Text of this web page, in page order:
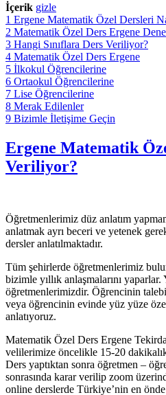
İçerik gizle
1 Ergene Matematik Özel Dersleri
2 Matematik Özel Ders Ergene
3 Hangi Sınıflara Ders Veriliyor?
4 Matematik Özel Ders Ergene
5 İlkokul Öğrencilerine
6 Ortaokul Öğrencilerine
7 Lise Öğrencilerine
8 Merak Edilenler
9 Bizimle İletişime Geçin
Ergene Matematik
Veriliyor?
Öğretmenlerimiz düz anlatım
anlatmak ayrı beceri ve yetenek
dersler anlatılmaktadır.
Tüm şehirlerde öğretmenlerimiz
bizimle yıllık anlaşmalarını
öğretmenlerimizdir. Öğrencinin
veya öğrencinin evinde yüz yüze
anlatıyoruz.
Matematik Özel Ders Ergene
velilerimize öncelikle 15-20
Ders yaptıktan sonra öğretmen –
sonrasında karar verilip zoom
online derslerde Türkiye’nin en